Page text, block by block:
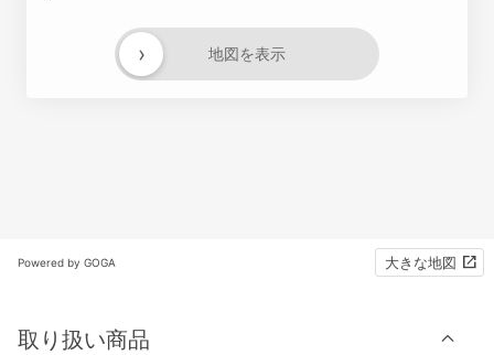
地図を表示
›
Powered by GOGA 大きな地図
取り扱い商品